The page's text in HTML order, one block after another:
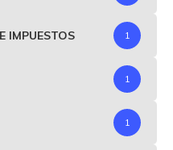
IMPUESTOS 1
1
1